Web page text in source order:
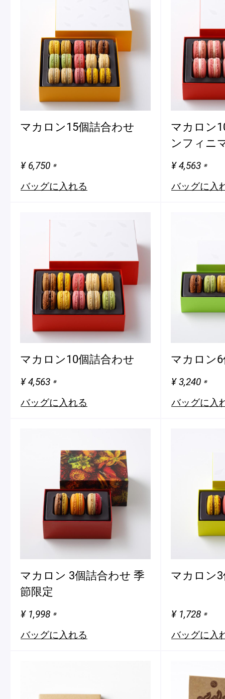
マカロン15個詰合わせ
¥ 6,750 ※
バッグに入れる
マカロン
ンフィニ
¥ 4,563 ※
バッグに入
マカロン10個詰合わせ
¥ 4,563 ※
バッグに入れる
マカロン
¥ 3,240 ※
バッグに入
マカロン 3個詰合わせ 季
節限定
¥ 1,998 ※
バッグに入れる
マカロン
¥ 1,728 ※
バッグに入